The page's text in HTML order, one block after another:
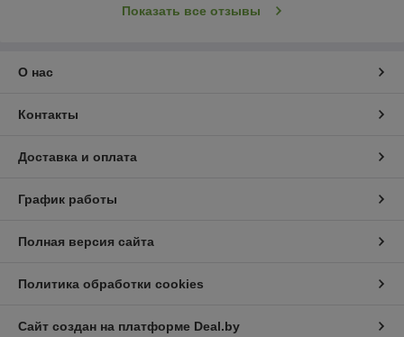
Показать все отзывы
О нас
Контакты
Доставка и оплата
График работы
Полная версия сайта
Политика обработки cookies
Сайт создан на платформе Deal.by